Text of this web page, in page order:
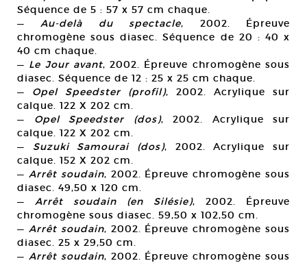
Séquence de 5 : 57 x 57 cm chaque.
—Au-delà du spectacle, 2002. Épreuve
chromogène sous diasec. Séquence de 20 : 40 x
40 cm chaque.
— Le Jour avant, 2002. Épreuve chromogène sous
diasec. Séquence de 12 : 25 x 25 cm chaque.
— Opel Speedster (profil), 2002. Acrylique sur
calque. 122 X 202 cm.
— Opel Speedster (dos), 2002. Acrylique sur
calque. 122 X 202 cm.
— Suzuki Samourai (dos), 2002. Acrylique sur
calque. 152 X 202 cm.
— Arrêt soudain, 2002. Épreuve chromogène sous
diasec. 49,50 x 120 cm.
— Arrêt soudain (en Silésie), 2002. Épreuve
chromogène sous diasec. 59,50 x 102,50 cm.
— Arrêt soudain, 2002. Épreuve chromogène sous
diasec. 25 x 29,50 cm.
— Arrêt soudain, 2002. Épreuve chromogène sous